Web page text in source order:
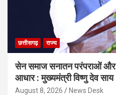
छत्तीसगढ़ राज्य
सेन समाज सनातन परंपराओं
आधार : मुख्यमंत्री विष्णु देव साय
August 8, 2026 News Desk